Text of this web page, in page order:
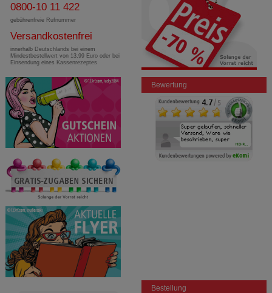
0800-10 11 422
gebührenfreie Rufnummer
Versandkostenfrei
innerhalb Deutschlands bei einem
Mindestbestellwert von 13,99 Euro oder bei
Einsendung eines Kassenrezeptes
Bewertung
Bestellung